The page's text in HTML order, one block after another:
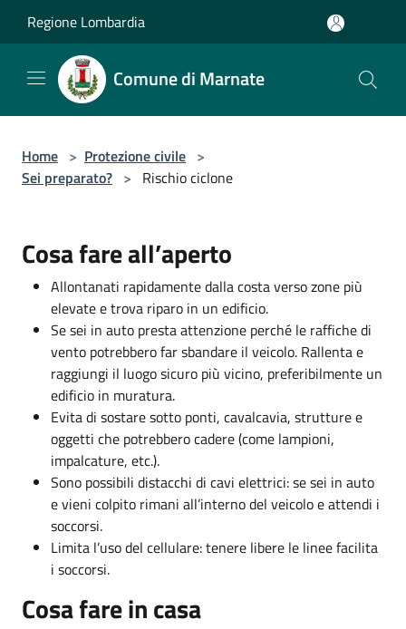
Regione Lombardia
Comune di Marnate
Home > Protezione civile >
Sei preparato? > Rischio ciclone
Cosa fare all’aperto
Allontanati rapidamente dalla costa verso zone più
elevate e trova riparo in un edificio.
Se sei in auto presta attenzione perché le raffiche di
vento potrebbero far sbandare il veicolo. Rallenta e
raggiungi il luogo sicuro più vicino, preferibilmente un
edificio in muratura.
Evita di sostare sotto ponti, cavalcavia, strutture e
oggetti che potrebbero cadere (come lampioni,
impalcature, etc.).
Sono possibili distacchi di cavi elettrici: se sei in auto
e vieni colpito rimani all’interno del veicolo e attendi i
soccorsi.
Limita l’uso del cellulare: tenere libere le linee facilita
i soccorsi.
Cosa fare in casa